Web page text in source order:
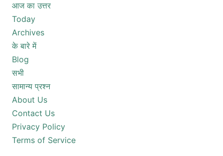
आज का उत्तर
Today
Archives
के बारे में
Blog
सभी
सामान्य प्रश्न
About Us
Contact Us
Privacy Policy
Terms of Service